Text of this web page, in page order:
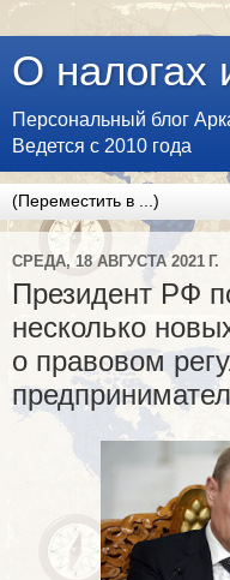
О налогах
Персональный блог
Ведется с 2010 года
СРЕДА, 18 АВГУСТА 2021 Г.
Президент РФ
несколько
о правовом